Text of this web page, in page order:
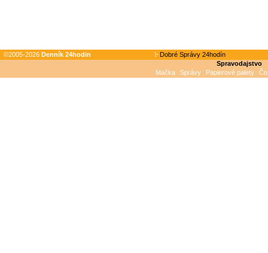
©2005-2026 Denník 24hodin
Dobré Správy 24hodín
Spravodajstvo
Mačka
Správy Papierové palety